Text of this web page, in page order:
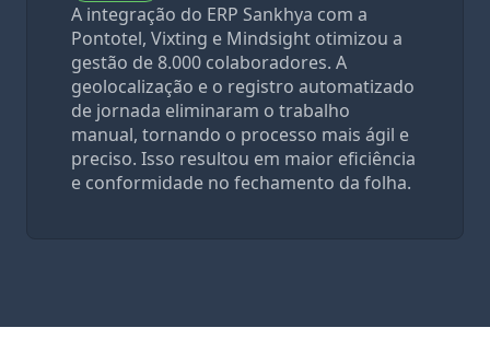
A integração do ERP Sankhya com a
Pontotel, Vixting e Mindsight otimizou a
gestão de 8.000 colaboradores. A
geolocalização e o registro automatizado
de jornada eliminaram o trabalho
manual, tornando o processo mais ágil e
preciso. Isso resultou em maior eficiência
e conformidade no fechamento da folha.